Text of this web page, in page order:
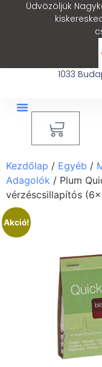
Üdvözöljük
1033
Kezdőlap / Egyéb /
Adagolók / Plum
vérzéscsillapítós
Akció!